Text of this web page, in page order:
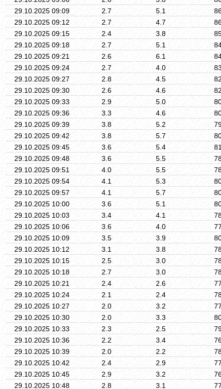
29.10.2025 09:09
2.7 5.1
29.10.2025 09:12
2.7 4.7
29.10.2025 09:15
2.4 3.8
29.10.2025 09:18
2.7 5.1
29.10.2025 09:21
2.6 6.1
29.10.2025 09:24
2.7 4.0
29.10.2025 09:27
2.8 4.5
29.10.2025 09:30
2.6 4.6
29.10.2025 09:33
2.9 5.0
29.10.2025 09:36
3.3 4.6
29.10.2025 09:39
3.8 5.2
29.10.2025 09:42
3.8 5.7
29.10.2025 09:45
3.6 5.4
29.10.2025 09:48
3.6 5.5
29.10.2025 09:51
4.0 5.5
29.10.2025 09:54
4.1 5.3
29.10.2025 09:57
4.1 5.7
29.10.2025 10:00
3.6 5.1
29.10.2025 10:03
3.4 4.1
29.10.2025 10:06
3.6 4.0
29.10.2025 10:09
3.5 3.9
29.10.2025 10:12
3.1 3.8
29.10.2025 10:15
2.5 3.0
29.10.2025 10:18
2.7 3.0
29.10.2025 10:21
2.4 2.6
29.10.2025 10:24
2.1 2.4
29.10.2025 10:27
2.0 3.2
29.10.2025 10:30
2.0 3.3
29.10.2025 10:33
2.3 2.5
29.10.2025 10:36
2.2 3.4
29.10.2025 10:39
2.0 2.2
29.10.2025 10:42
2.4 2.9
29.10.2025 10:45
2.9 3.2
29.10.2025 10:48
2.8 3.1